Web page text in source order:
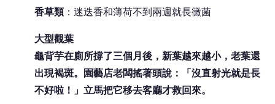
香草類：迷迭香和薄荷不到兩週就長黴菌
大型觀葉
龜背芋在廁所撐了三個月後，新葉越來越小，老葉還
出現褐斑。園藝店老闆搖著頭說：「沒直射光就是長
不好啦！」立馬把它移去客廳才救回來。